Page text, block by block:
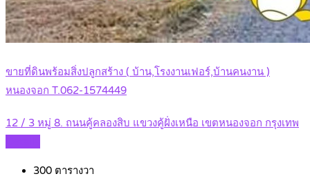
ขายที่ดินพร้อมสิ่งปลูกสร้าง ( บ้าน,โรงงานเฟอร์,บ้านคนงาน )
หนองจอก T.062-1574449
12 / 3 หมู่ 8. ถนนคู้คลองสิบ แขวงคู้ฝั่งเหนือ เขตหนองจอก กรุงเทพ
300 ตารางวา